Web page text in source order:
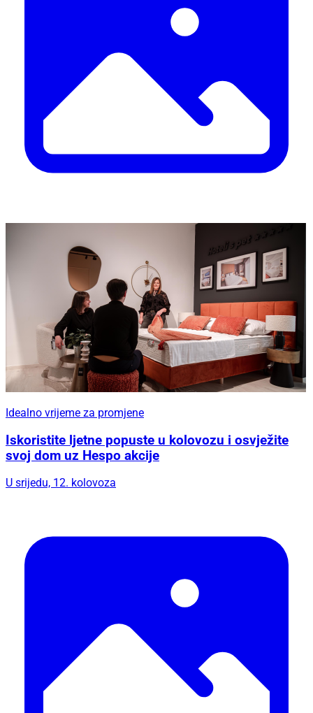
Idealno vrijeme za promjene
Iskoristite ljetne popuste u kolovozu i osvježite
svoj dom uz Hespo akcije
U srijedu, 12. kolovoza